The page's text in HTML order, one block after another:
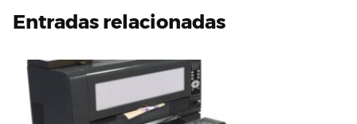
Entradas relacionadas